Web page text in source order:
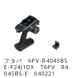
フタバ 6PV-R404SBS
E-F24J1DX T6PV R4
04SBS-E 040221